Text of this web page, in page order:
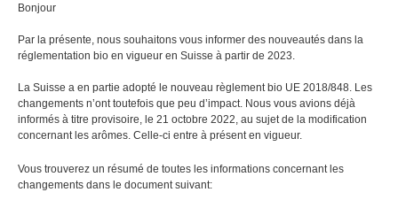
Bonjour
Par la présente, nous souhaitons vous informer des nouveautés dans la
réglementation bio en vigueur en Suisse à partir de 2023.
La Suisse a en partie adopté le nouveau règlement bio UE 2018/848. Les
changements n’ont toutefois que peu d’impact. Nous vous avions déjà
informés à titre provisoire, le 21 octobre 2022, au sujet de la modification
concernant les arômes. Celle-ci entre à présent en vigueur.
Vous trouverez un résumé de toutes les informations concernant les
changements dans le document suivant: